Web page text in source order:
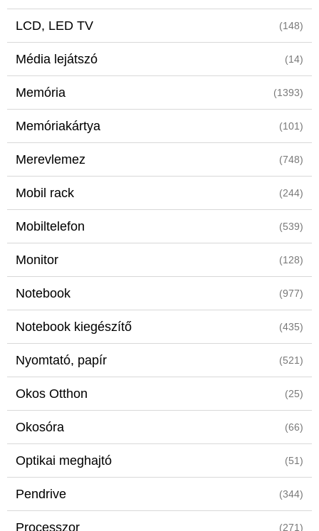
LCD, LED TV (148)
Média lejátszó (14)
Memória (1393)
Memóriakártya (101)
Merevlemez (748)
Mobil rack (244)
Mobiltelefon (539)
Monitor (128)
Notebook (977)
Notebook kiegészítő (435)
Nyomtató, papír (521)
Okos Otthon (25)
Okosóra (66)
Optikai meghajtó (51)
Pendrive (344)
Processzor (271)